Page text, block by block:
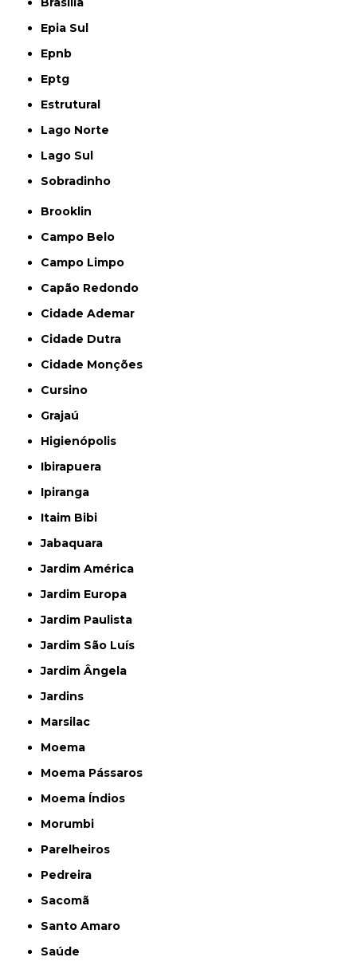
Epia Sul
Epnb
Eptg
Estrutural
Lago Norte
Lago Sul
Sobradinho
Brooklin
Campo Belo
Campo Limpo
Capão Redondo
Cidade Ademar
Cidade Dutra
Cidade Monções
Cursino
Grajaú
Higienópolis
Ibirapuera
Ipiranga
Itaim Bibi
Jabaquara
Jardim América
Jardim Europa
Jardim Paulista
Jardim São Luís
Jardim Ângela
Jardins
Marsilac
Moema
Moema Pássaros
Moema Índios
Morumbi
Parelheiros
Pedreira
Sacomã
Santo Amaro
Saúde